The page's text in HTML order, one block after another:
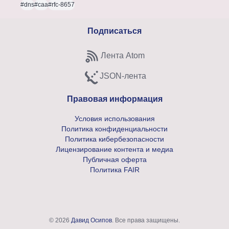
#dns#caa#rfc-8657
Подписаться
Лента Atom
Subscribe to Atom feed
JSON-лента
Subscribe to JSON feed
Правовая информация
Условия использования
Политика конфиденциальности
Политика кибербезопасности
Лицензирование контента и медиа
Публичная оферта
Политика FAIR
© 2026 Давид Осипов . Все права защищены.